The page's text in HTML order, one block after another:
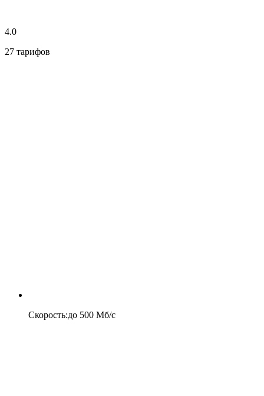
4.0
27 тарифов
Скорость:до 500 Мб/c